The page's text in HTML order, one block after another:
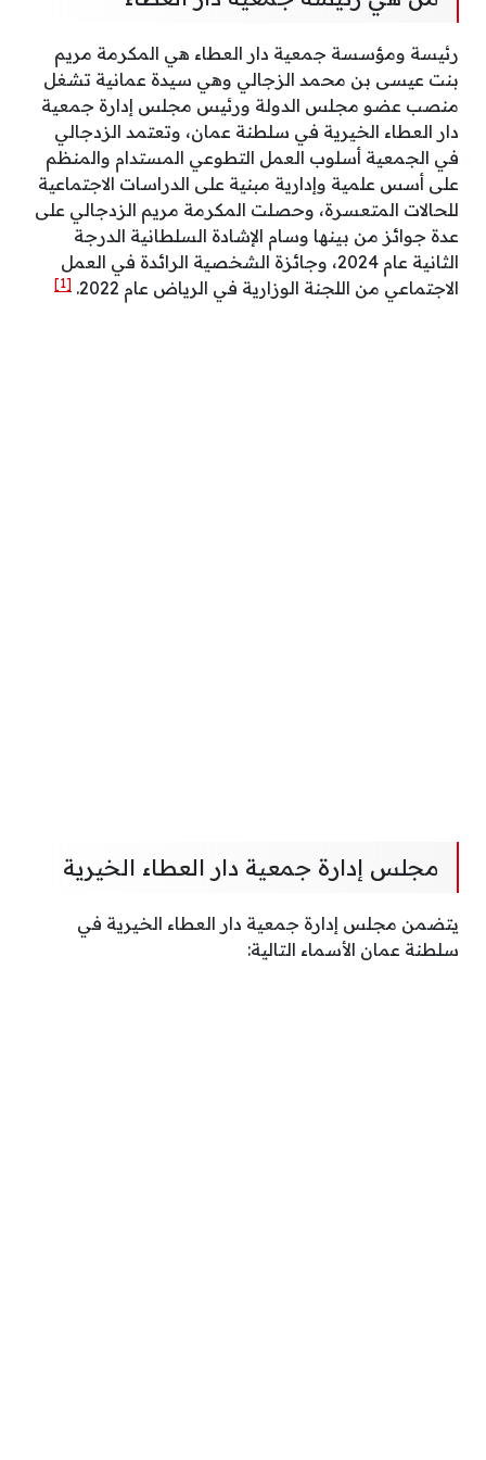
رئيسة ومؤسسة جمعية دار العطاء هي المكرمة مريم
بنت عيسى بن محمد الزجالي وهي سيدة عمانية تشغل
منصب عضو مجلس الدولة ورئيس مجلس إدارة جمعية
دار العطاء الخيرية في سلطنة عمان، وتعتمد الزدجالي
في الجمعية أسلوب العمل التطوعي المستدام والمنظم
على أسس علمية وإدارية مبنية على الدراسات الاجتماعية
للحالات المتعسرة، وحصلت المكرمة مريم الزدجالي على
عدة جوائز من بينها وسام الإشادة السلطانية الدرجة
الثانية عام 2024، وجائزة الشخصية الرائدة في العمل
الاجتماعي من اللجنة الوزارية في الرياض عام 2022.
[1]
مجلس إدارة جمعية دار العطاء الخيرية
يتضمن مجلس إدارة جمعية دار العطاء الخيرية في
سلطنة عمان الأسماء التالية: